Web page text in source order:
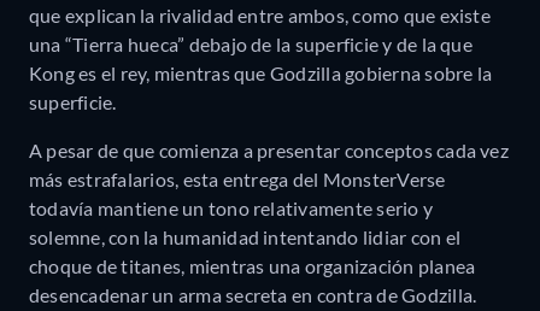
que explican la rivalidad entre ambos, como que existe
una “Tierra hueca” debajo de la superficie y de la que
Kong es el rey, mientras que Godzilla gobierna sobre la
superficie.
A pesar de que comienza a presentar conceptos cada vez
más estrafalarios, esta entrega del MonsterVerse
todavía mantiene un tono relativamente serio y
solemne, con la humanidad intentando lidiar con el
choque de titanes, mientras una organización planea
desencadenar un arma secreta en contra de Godzilla.